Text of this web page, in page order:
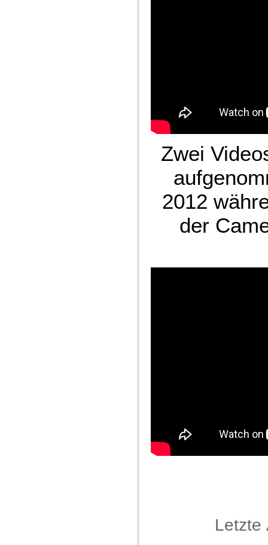
Zwei
2012
der
Letzte